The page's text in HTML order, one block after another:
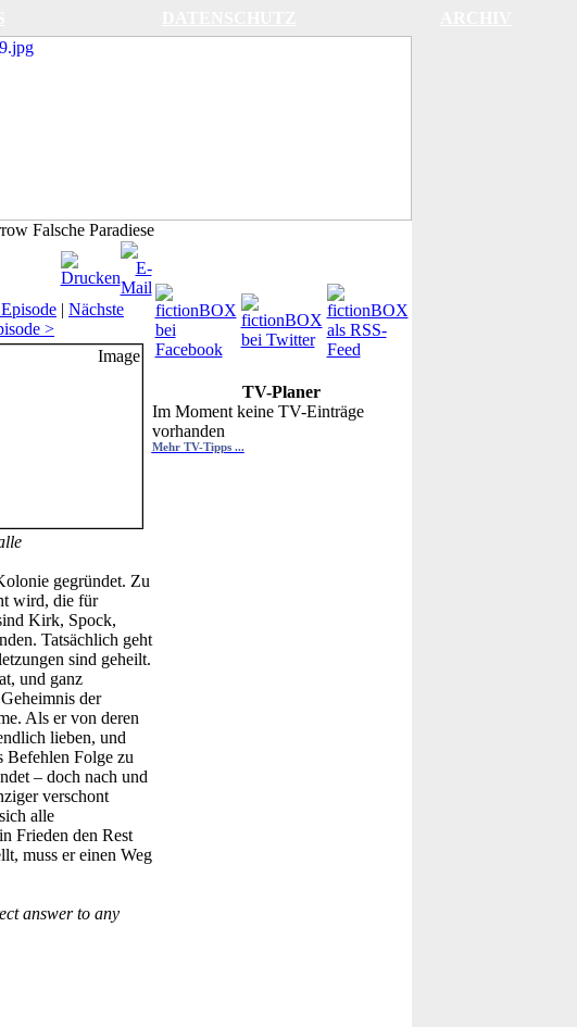
Falsche Paradiese
| Nächste
>
gegründet. Zu
wird, die für
Kirk, Spock,
Tatsächlich geht
sind geheilt.
und ganz
der
Als er von deren
lieben, und
Befehlen Folge zu
– doch nach und
verschont
alle
Frieden den Rest
muss er einen Weg
answer to any
TV-Planer
Im Moment keine TV-Einträge
vorhanden
Mehr TV-Tipps ...